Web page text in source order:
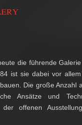
die führende
ist sie dabei vor
Die große Anzahl
Ansätze und
offenen